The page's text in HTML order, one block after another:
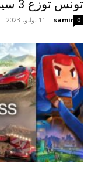
تونس توزع 3 سيارات Suzuki...
samir
- 11 يوليو، 2023 0